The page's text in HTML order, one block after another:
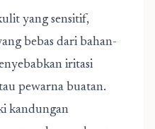
yang sensitif,
bebas dari bahan-
iritasi
pewarna buatan.
kandungan